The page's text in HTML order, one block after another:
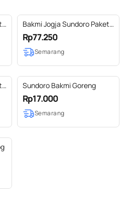
Bakmi Jogja Sundoro Paket
hampers C
Rp77.250
Semarang
Sundoro Bakmi Goreng
Rp17.000
Semarang